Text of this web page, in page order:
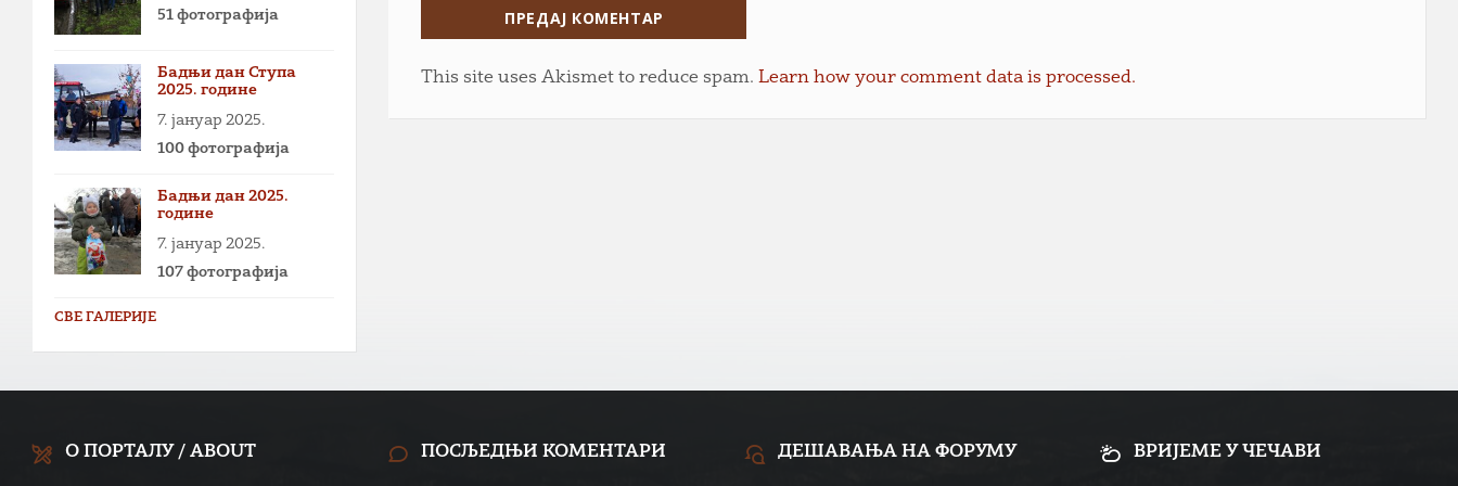
This site uses Akismet to reduce spam.Learn how your comment data is processed.
51 фотографија
Бадњи дан Ступа
2025. године
7. јануар 2025.
100 фотографија
Бадњи дан 2025.
године
7. јануар 2025.
107 фотографија
СВЕ ГАЛЕРИЈЕ
О ПОРТАЛУ / ABOUT ПОСЉЕДЊИ КОМЕНТАРИ ДЕШАВАЊА НА ФОРУМУ ВРИЈЕМЕ У ЧЕЧАВИ